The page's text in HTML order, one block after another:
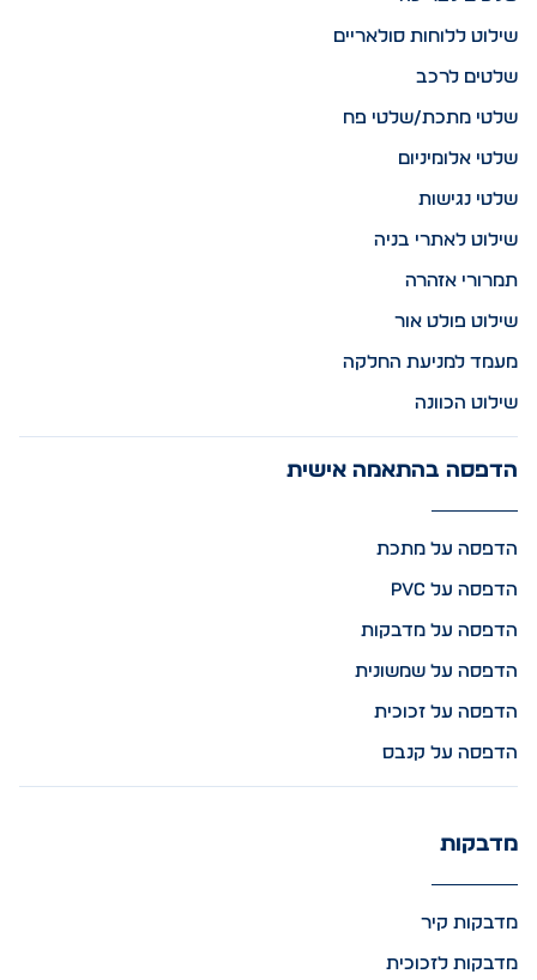
שילוט ללוחות סולאריים
שלטים לרכב
שלטי מתכת/שלטי פח
שלטי אלומיניום
שלטי נגישות
שילוט לאתרי בניה
תמרורי אזהרה
שילוט פולט אור
מעמד למניעת החלקה
שילוט הכוונה
הדפסה בהתאמה אישית
הדפסה על מתכת
הדפסה על PVC
הדפסה על מדבקות
הדפסה על שמשונית
הדפסה על זכוכית
הדפסה על קנבס
מדבקות
מדבקות קיר
מדבקות לזכוכית